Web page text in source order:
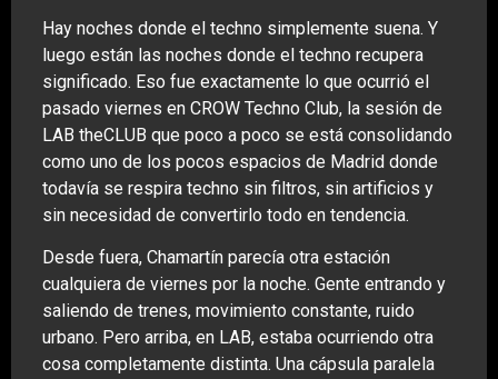
Hay noches donde el techno simplemente suena. Y
luego están las noches donde el techno recupera
significado. Eso fue exactamente lo que ocurrió el
pasado viernes en CROW Techno Club, la sesión de
LAB theCLUB que poco a poco se está consolidando
como uno de los pocos espacios de Madrid donde
todavía se respira techno sin filtros, sin artificios y
sin necesidad de convertirlo todo en tendencia.
Desde fuera, Chamartín parecía otra estación
cualquiera de viernes por la noche. Gente entrando y
saliendo de trenes, movimiento constante, ruido
urbano. Pero arriba, en LAB, estaba ocurriendo otra
cosa completamente distinta. Una cápsula paralela